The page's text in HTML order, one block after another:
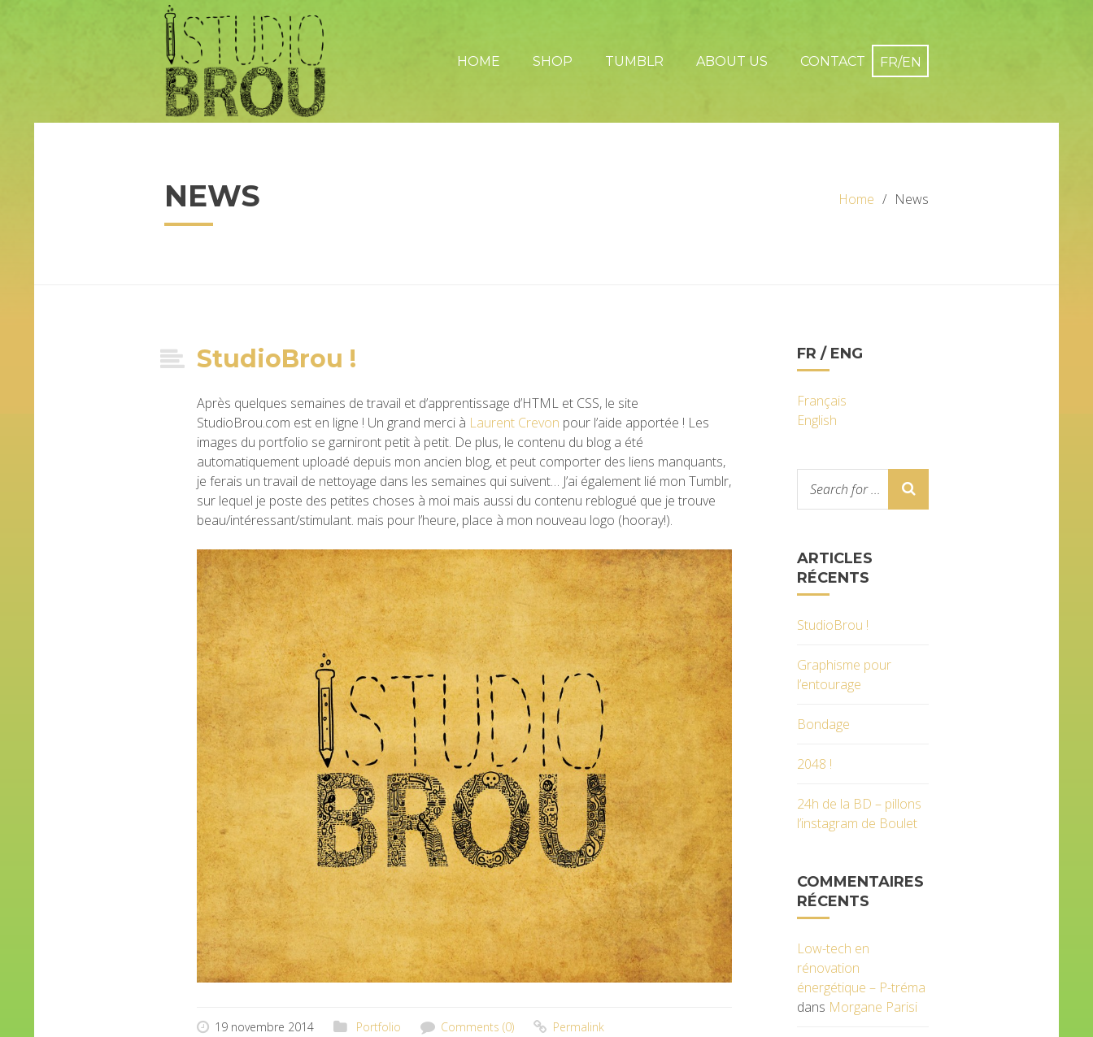
HOME SHOP TUMBLR ABOUT US CONTACT
NEWS Home News
StudioBrou !
Après quelques semaines de travail et d’apprentissage d’HTML et CSS, le site
StudioBrou.com est en ligne ! Un grand merci à Laurent Crevon pour l’aide apportée ! Les
images du portfolio se garniront petit à petit. De plus, le contenu du blog a été
automatiquement uploadé depuis mon ancien blog, et peut comporter des liens manquants,
je ferais un travail de nettoyage dans les semaines qui suivent… J’ai également lié mon Tumblr,
sur lequel je poste des petites choses à moi mais aussi du contenu reblogué que je trouve
beau/intéressant/stimulant. mais pour l’heure, place à mon nouveau logo (hooray!).
19 novembre 2014 Portfolio Comments (0) Permalink
FR / ENG
Français
English
ARTICLES
RÉCENTS
StudioBrou !
Graphisme pour
l’entourage
Bondage
2048 !
24h de la BD – pillons
l’instagram de Boulet
COMMENTAIRES
RÉCENTS
Low-tech en
rénovation
énergétique – P-tréma
dans Morgane Parisi